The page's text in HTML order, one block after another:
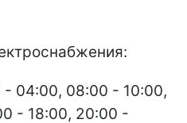
- 04:00, 08:00 - 10:00,
- 18:00, 20:00 -